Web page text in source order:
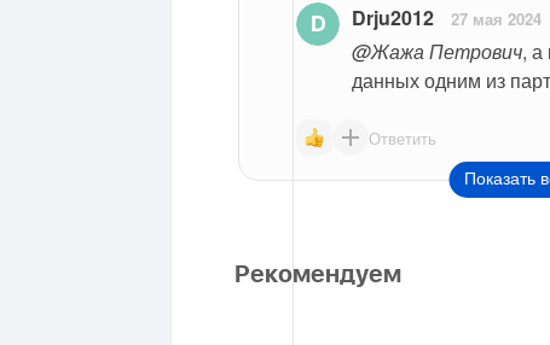
Drju2012 27 мая 2024
@Жажа Петрович, а
данных одним из
Ответить
Показать
Рекомендуем